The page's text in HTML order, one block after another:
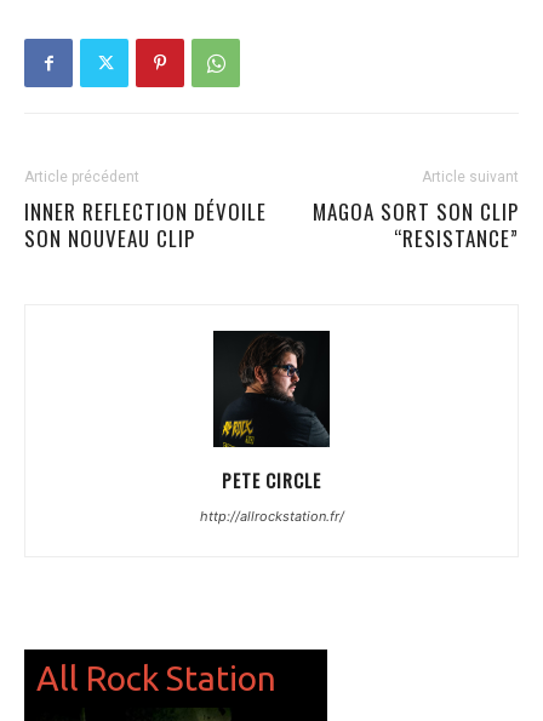
Article précédent
INNER REFLECTION DÉVOILE
SON NOUVEAU CLIP
Article suivant
MAGOA SORT SON CLIP
“RESISTANCE”
PETE CIRCLE
http://allrockstation.fr/